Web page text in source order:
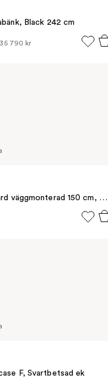
Black 242 cm
35 790 kr
Array sideboard väggmonterad 150 cm, Vitpigmenterad ek
F, Svartbetsad ek